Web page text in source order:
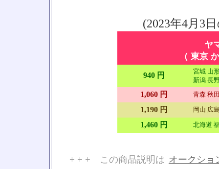
(2023年4月3
ヤ
（ 東京
940 円
宮城 山
新潟 長
1,060 円 青森 秋
1,190 円 岡山 広
1,460 円 北海道
+ + + この商品説明は オークショ